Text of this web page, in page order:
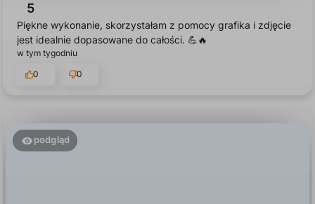
5
Piękne wykonanie, skorzystałam z pomocy grafika i zdjęcie
jest idealnie dopasowane do całości. 💪🔥
w tym tygodniu
0
0
podgląd